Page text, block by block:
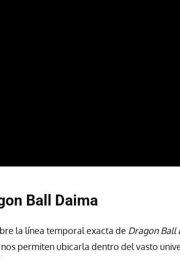
Ball Daima
la línea temporal exacta de Dragon Ball
permiten ubicarla dentro del vasto